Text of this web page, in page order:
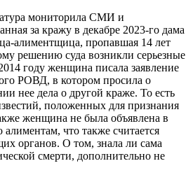
мониторила СМИ и
за кражу в декабре 2023-го дама
алиментщица, пропавшая 14 лет
решению суда возникли серьезные
году женщина писала заявление
РОВД, в котором просила о
нее дела о другой краже. То есть
положенных для признания
женщина не была объявлена в
что также считается
органов. О том, знала ли сама
смерти, дополнительно не